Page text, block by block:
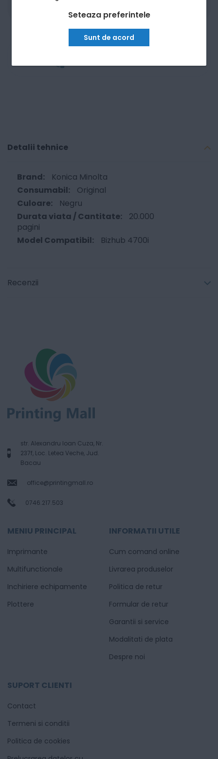
Seteaza preferintele
Sunt de acord
Detalii tehnice
Konica Minolta
Original
Negru
20.000
pagini
Bizhub 4700i
Recenzii
str. Alexandru Ioan Cuza, Nr.
237f, Loc. Letea Veche, Jud.
Bacau
office@printingmall.ro
0746.217.503
MENIU PRINCIPAL
Imprimante
Multifunctionale
Inchiriere echipamente
Plottere
INFORMATII UTILE
Cum comand online
Livrarea produselor
Politica de retur
Formular de retur
Garantii si service
Modalitati de plata
Despre noi
SUPORT CLIENTI
Contact
Termeni si conditii
Politica de cookies